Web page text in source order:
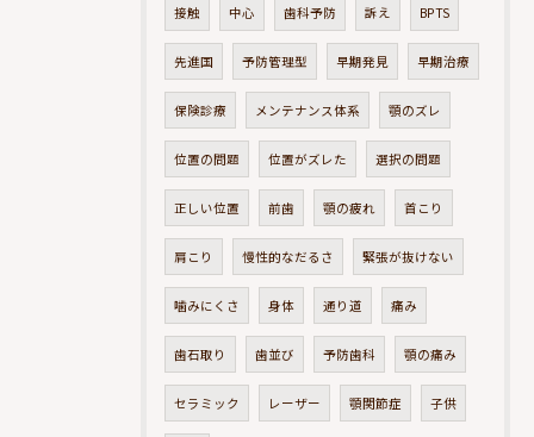
接触 中心 歯科予防 訴え BPTS
先進国 予防管理型 早期発見 早期治療
保険診療 メンテナンス体系 顎のズレ
位置の問題 位置がズレた 選択の問題
正しい位置 前歯 顎の疲れ 首こり
肩こり 慢性的なだるさ 緊張が抜けない
噛みにくさ 身体 通り道 痛み
歯石取り 歯並び 予防歯科 顎の痛み
セラミック レーザー 顎関節症 子供